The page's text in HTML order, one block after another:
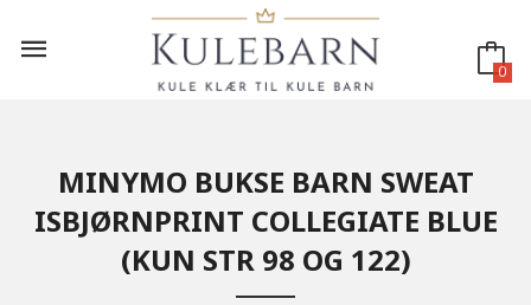
innholdet
0
MINYMO BUKSE BARN SWEAT
ISBJØRNPRINT COLLEGIATE BLUE
(KUN STR 98 OG 122)